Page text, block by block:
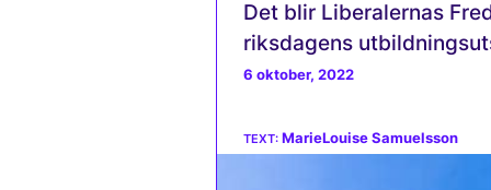
Det blir Liberalernas
riksdagens
6 oktober, 2022
MarieLouise Samuelsson